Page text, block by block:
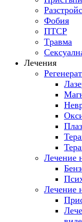
Фобия
ПТСР
Tравма
Лечения
Лечение
Лечение